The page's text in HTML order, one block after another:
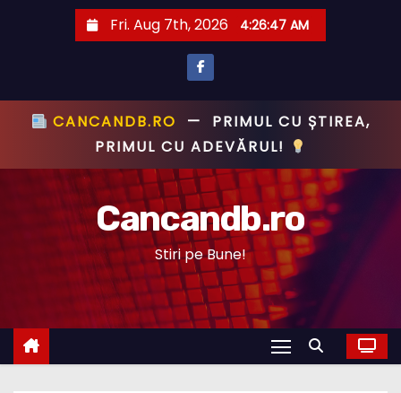
Fri. Aug 7th, 2026 4:26:48 AM
CANCANDB.RO — PRIMUL CU ȘTIREA,
PRIMUL CU ADEVĂRUL!
Cancandb.ro
Stiri pe Bune!